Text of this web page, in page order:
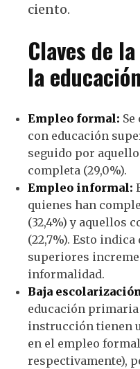
ciento.
Claves de
la
Empleo formal:
con educación
seguido por
completa (29,0%).
Empleo informal:
quienes han
(32,4%) y aquellos
(22,7%). Esto
superiores
informalidad.
Baja
educación
instrucción tienen
en el empleo formal
respectivamente),